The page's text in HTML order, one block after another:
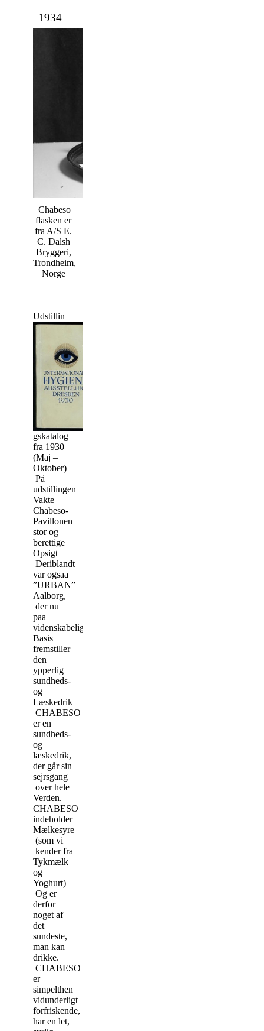
1934
Chabeso
flasken er
fra A/S E.
C. Dalsh
Bryggeri,
Trondheim,
Norge
Udstillin
gskatalog
fra 1930
(Maj –
Oktober)
På
udstillingen
Vakte
Chabeso-
Pavillonen
stor og
berettige
Opsigt
Deriblandt
var ogsaa
”URBAN”
Aalborg,
der nu
paa
videnskabelig
Basis
fremstiller
den
ypperlig
sundheds-
og
Læskedrik
CHABESO
er en
sundheds-
og
læskedrik,
der går sin
sejrsgang
over hele
Verden.
CHABESO
indeholder
Mælkesyre
(som vi
kender fra
Tykmælk
og
Yoghurt)
Og er
derfor
noget af
det
sundeste,
man kan
drikke.
CHABESO
er
simpelthen
vidunderligt
forfriskende,
har en let,